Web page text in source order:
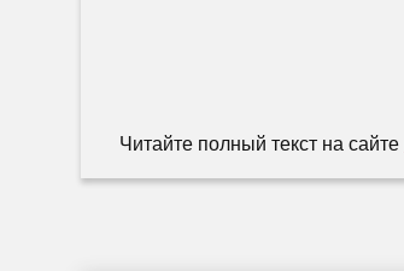
Читайте полный текст на сайте